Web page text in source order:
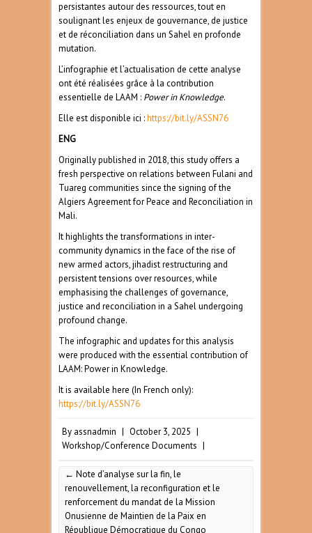
persistantes autour des ressources, tout en
soulignant les enjeux de gouvernance, de justice
et de réconciliation dans un Sahel en profonde
mutation.
L’infographie et l’actualisation de cette analyse
ont été réalisées grâce à la contribution
essentielle de LAAM : Power in Knowledge.
Elle est disponible ici :https://bit.ly/ASSN76
ENG
Originally published in 2018, this study offers a
fresh perspective on relations between Fulani and
Tuareg communities since the signing of the
Algiers Agreement for Peace and Reconciliation in
Mali.
It highlights the transformations in inter-
community dynamics in the face of the rise of
new armed actors, jihadist restructuring and
persistent tensions over resources, while
emphasising the challenges of governance,
justice and reconciliation in a Sahel undergoing
profound change.
The infographic and updates for this analysis
were produced with the essential contribution of
LAAM: Power in Knowledge.
It is available here (In French only):
https://bit.ly/ASSN76
By assnadmin | October 3, 2025 |
Workshop/Conference Documents |
← Note d’analyse sur la fin, le
renouvellement, la reconfiguration et le
renforcement du mandat de la Mission
Onusienne de Maintien de la Paix en
République Démocratique du Congo